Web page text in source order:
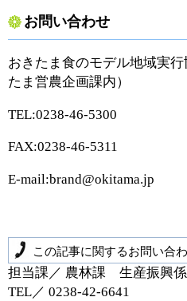
お問い合わせ
おきたま食のモデル地域実
たま営農企画課内）
TEL:0238-46-5300
FAX:0238-46-5311
E-mail:brand@okitama.jp
この記事に関するお問い合
担当課／ 農林課 生産振興係
TEL／ 0238‐42‐6641